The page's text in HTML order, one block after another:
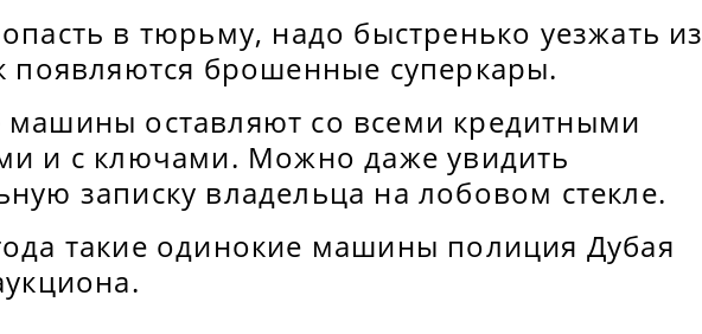
в тюрьму, надо быстренько уезжать из
появляются брошенные суперкары.
машины оставляют со всеми кредитными
и с ключами. Можно даже увидить
записку владельца на лобовом стекле.
такие одинокие машины полиция Дубая